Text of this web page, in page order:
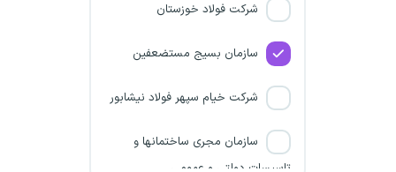
شرکت فولاد خوزستان
سازمان بسیج مستضعفین
شرکت خیام سپهر فولاد نیشابور
سازمان مجری ساختمانها و
تاسیسات دولتی و عمومی